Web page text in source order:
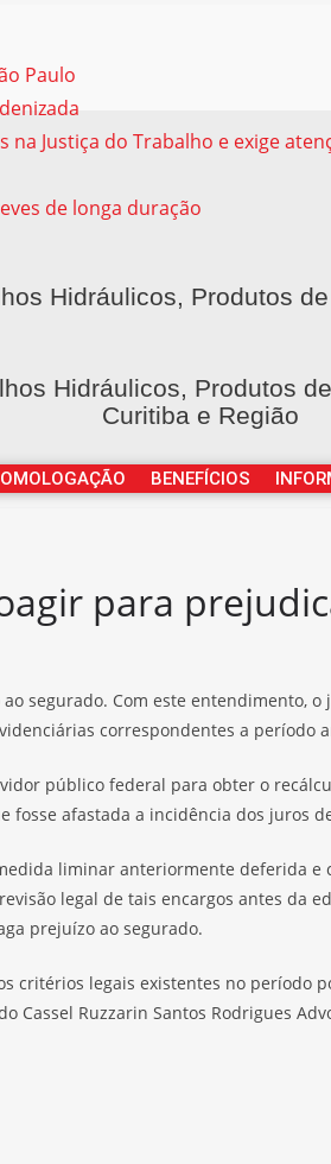
Paulo
Justiça do Trabalho e exige
de longa duração
Hidráulicos, Produtos
Hidráulicos, Produtos
Curitiba e Região
BENEFÍCIOS
para
segurado. Com este entendimento,
correspondentes a período
público federal para obter o
fosse afastada a incidência dos juros
liminar anteriormente deferida
legal de tais encargos antes da
prejuízo ao segurado.
critérios legais existentes no período
Cassel Ruzzarin Santos Rodrigues